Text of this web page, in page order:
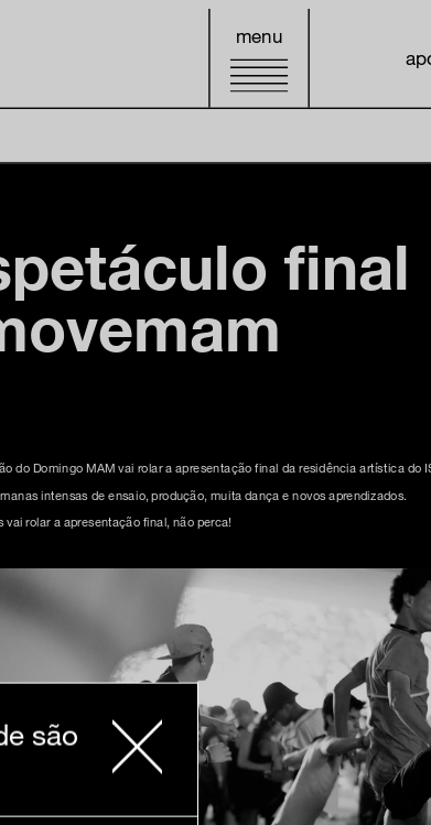
menu
final
do Domingo MAM vai rolar a apresentação final da residência artística do
intensas de ensaio, produção, muita dança e novos aprendizados.
vai rolar a apresentação final, não perca!
são